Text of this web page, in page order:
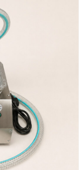
IČO.
můžete
na velikosti